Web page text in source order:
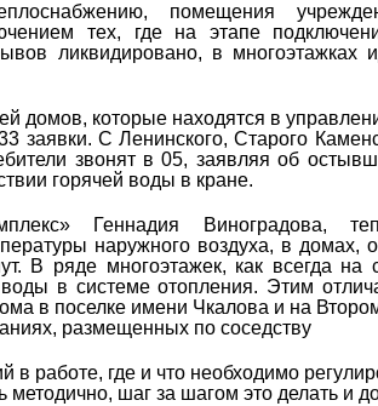
помещения
тех, где на этапе
ликвидировано, в многоэтажках
домов, которые находятся в
С Ленинского, Старого
звонят в 05, заявляя об
горячей воды в кране.
Геннадия Виноградова,
наружного воздуха, в домах,
В ряде многоэтажек, как всегда на
в системе отопления. Этим
в поселке имени Чкалова и на
размещенных по соседству
работе, где и что необходимо
шаг за шагом это делать и